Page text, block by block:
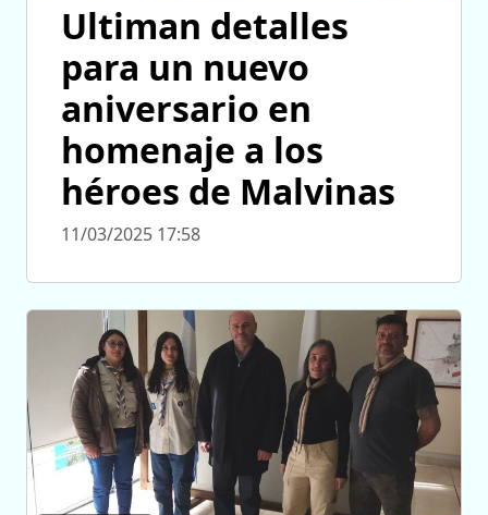
Ultiman detalles
para un nuevo
aniversario en
homenaje a los
héroes de Malvinas
11/03/2025 17:58